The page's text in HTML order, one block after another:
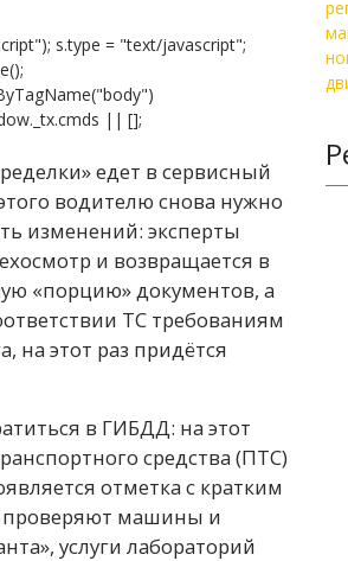
s.type = "text/javascript";
|| [];
едет в сервисный
водителю снова нужно
изменений: эксперты
и возвращается в
«порцию» документов, а
ТС требованиям
на этот раз придётся
в ГИБДД: на этот
средства (ПТС)
отметка с кратким
проверяют машины и
услуги лабораторий